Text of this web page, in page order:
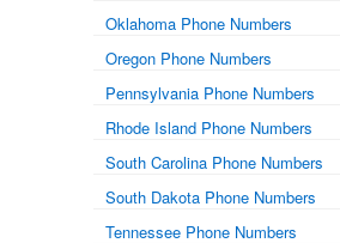
Oklahoma Phone Numbers
Oregon Phone Numbers
Pennsylvania Phone Numbers
Rhode Island Phone Numbers
South Carolina Phone Numbers
South Dakota Phone Numbers
Tennessee Phone Numbers